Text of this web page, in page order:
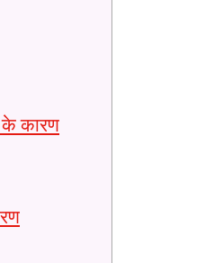
के कारण